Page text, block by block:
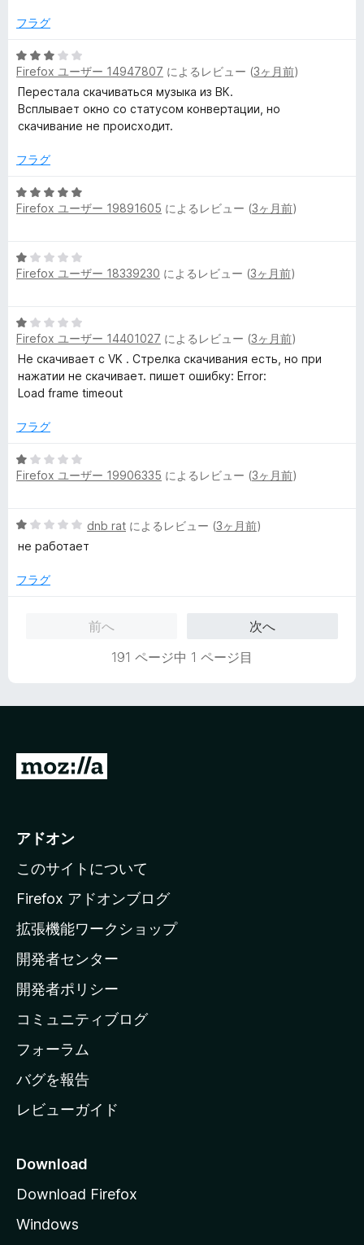
フラグ
5
段
階
中
3
評
Firefox ユーザー 14947807 によるレビュー (3ヶ月前)
Перестала скачиваться музыка из ВК.
Всплывает окно со статусом конвертации, но
скачивание не происходит.
フラグ
5
段
5
の
Firefox ユーザー 19891605 によるレビュー (3ヶ月前)
5
段
1
の
評
価
Firefox ユーザー 18339230 によるレビュー (3ヶ月前)
5
段
階
中
1
評
Firefox ユーザー 14401027 によるレビュー (3ヶ月前)
Не скачивает с VK . Стрелка скачивания есть, но при
нажатии не скачивает. пишет ошибку: Error:
Load frame timeout
フラグ
5
段
1
の
価
Firefox ユーザー 19906335 によるレビュー (3ヶ月前)
5
段
中
dnb rat によるレビュー (3ヶ月前)
не работает
フラグ
前へ
次へ
191 ページ中 1 ページ目
M
i
l
a
ホ
ー
ム
ー
ジ
へ
アドオン
このサイトについて
Firefox アドオンブログ
拡張機能ワークショップ
開発者センター
開発者ポリシー
コミュニティブログ
フォーラム
バグを報告
レビューガイド
Download
Download Firefox
Windows